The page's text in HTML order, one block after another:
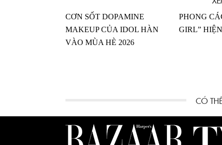
CƠN SỐT DOPAMINE
MAKEUP CỦA IDOL HÀN
VÀO MÙA HÈ 2026
PHONG
GIRL”